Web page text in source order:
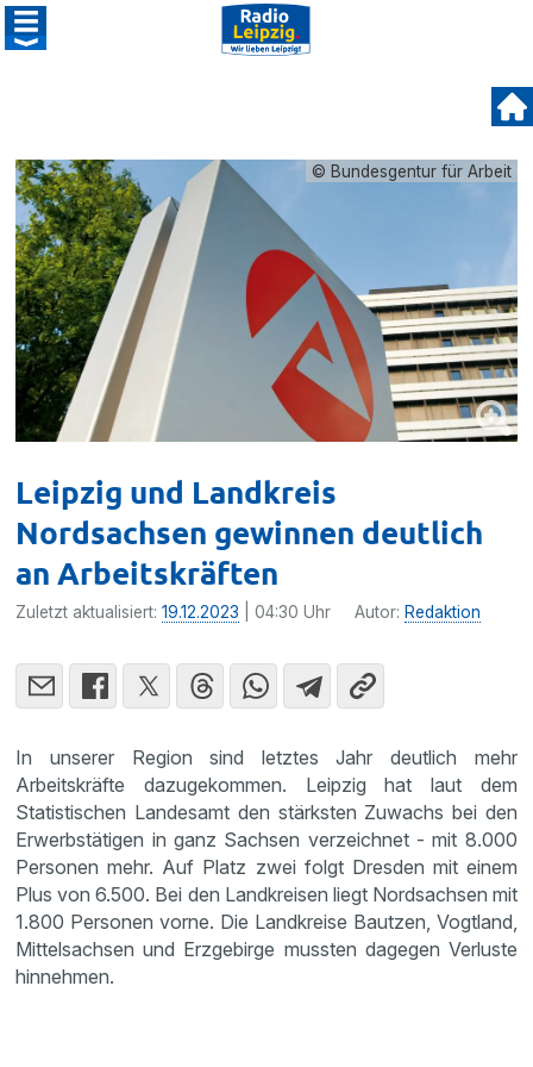
© Bundesgentur für Arbeit
Leipzig und Landkreis
Nordsachsen gewinnen deutlich
an Arbeitskräften
Zuletzt aktualisiert:19.12.2023 | 04:30 Uhr Autor: Redaktion
In unserer Region sind letztes Jahr deutlich mehr
Arbeitskräfte dazugekommen. Leipzig hat laut dem
Statistischen Landesamt den stärksten Zuwachs bei den
Erwerbstätigen in ganz Sachsen verzeichnet - mit 8.000
Personen mehr. Auf Platz zwei folgt Dresden mit einem
Plus von 6.500. Bei den Landkreisen liegt Nordsachsen mit
1.800 Personen vorne. Die Landkreise Bautzen, Vogtland,
Mittelsachsen und Erzgebirge mussten dagegen Verluste
hinnehmen.